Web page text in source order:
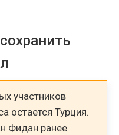
участников
остается Турция.
Фидан ранее